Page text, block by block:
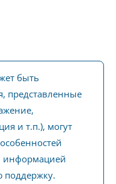
быть
представленные
и т.п.), могут
информацией
поддержку.